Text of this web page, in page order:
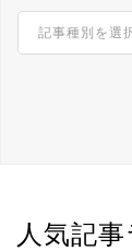
人気記